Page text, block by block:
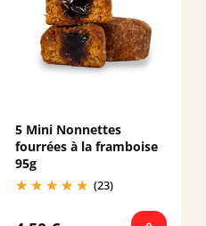
5 Mini Nonnettes
fourrées à la framboise
95g
(23)